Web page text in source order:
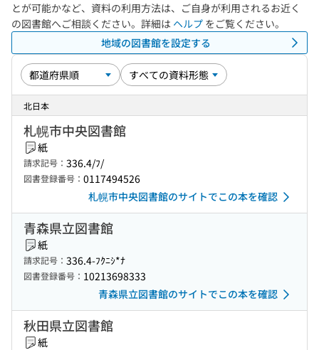
とが可能かなど、資料の利用方法は、ご自身が利用されるお近く
の図書館へご相談ください。詳細は ヘルプ をご覧ください。
地域の図書館を設定する
北日本
札幌市中央図書館
紙
請求記号： 336.4/ﾌ/
図書登録番号： 0117494526
札幌市中央図書館のサイトでこの本を確認
青森県立図書館
紙
請求記号： 336.4-ﾌｸﾆｼ*ﾅ
図書登録番号： 10213698333
青森県立図書館のサイトでこの本を確認
秋田県立図書館
紙